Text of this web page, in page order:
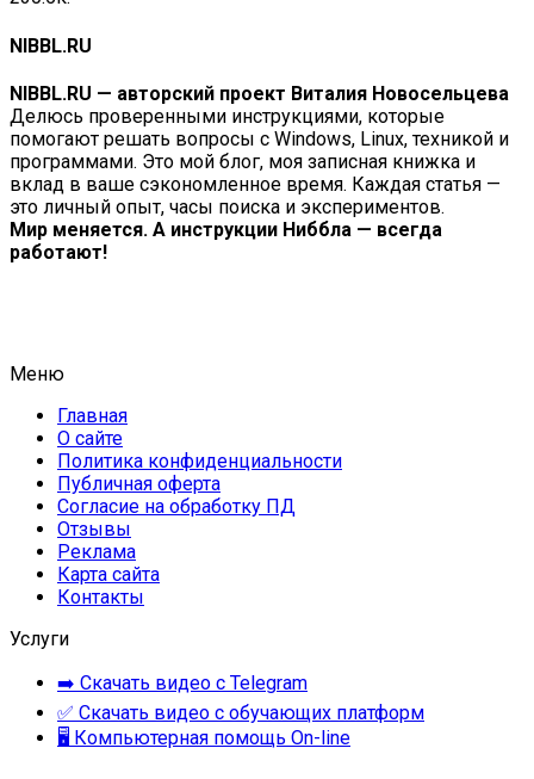
NIBBL.RU
NIBBL.RU — авторский проект Виталия Новосельцева
Делюсь проверенными инструкциями, которые
помогают решать вопросы с Windows, Linux, техникой и
программами. Это мой блог, моя записная книжка и
вклад в ваше сэкономленное время. Каждая статья —
это личный опыт, часы поиска и экспериментов.
Мир меняется. А инструкции Ниббла — всегда
работают!
Меню
Главная
О сайте
Политика конфиденциальности
Публичная оферта
Согласие на обработку ПД
Отзывы
Реклама
Карта сайта
Контакты
Услуги
➡️ Скачать видео с Telegram
✅ Скачать видео с обучающих платформ
🖥 Компьютерная помощь On-line